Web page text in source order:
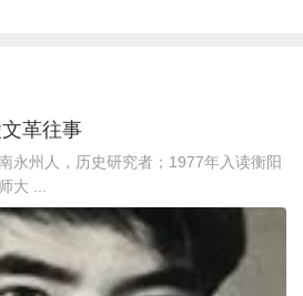
革往事
永州人，历史研究者；1977年入读衡阳
大 ...